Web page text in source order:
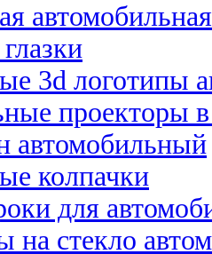
3d логотипы
проекторы
автомобильный
колпачки
для
на стекло